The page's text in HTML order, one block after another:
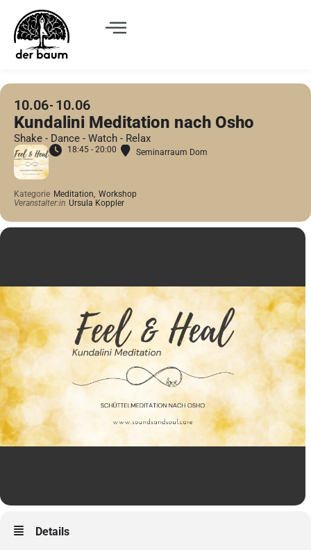
10.06 10.06
Kundalini Meditation nach Osho
Shake - Dance - Watch - Relax
18:45 - 20:00 Seminarraum Dom
Kategorie Meditation, Workshop
Veranstalter:in Ursula Koppler
Details